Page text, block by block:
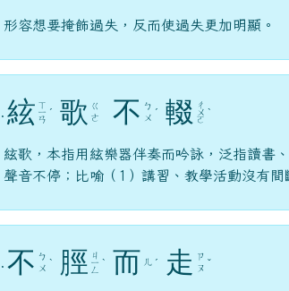
形容想要掩飾過失，反而使過失更加明顯。
絃 ㄒ
ㄧ
ㄢ
ˊ 歌 ㄍ
ㄜ
不 ㄅ
ㄨ ˊ 輟 ㄔ
ㄨ
ㄛ
ˋ
絃歌，本指用絃樂器伴奏而吟詠，泛指讀書
聲音不停；比喻（1）講習、教學活動沒有間
不 ㄅ
ㄨ ˋ 脛 ㄐ
ㄧ
ㄥ
ˋ 而 ㄦ ˊ 走 ㄗ
ㄡ ˇ